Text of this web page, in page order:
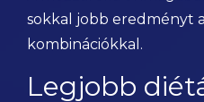
sokkal jobb eredményt
kombinációkkal.
Legjobb